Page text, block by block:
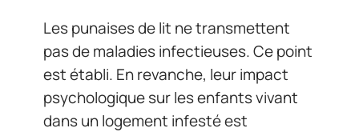
Les punaises de lit ne transmettent
pas de maladies infectieuses. Ce point
est établi. En revanche, leur impact
psychologique sur les enfants vivant
dans un logement infesté est